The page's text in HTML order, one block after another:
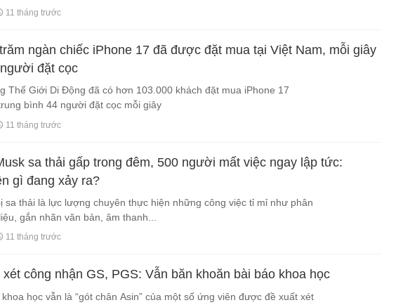
11 tháng trước
ngàn chiếc iPhone 17 đã được đặt mua tại Việt Nam, mỗi giây
đặt cọc
Thế Giới Di Động đã có hơn 103.000 khách đặt mua iPhone 17
bình 44 người đặt cọc mỗi giây
11 tháng trước
sa thải gấp trong đêm, 500 người mất việc ngay lập tức:
gì đang xảy ra?
sa thải là lực lượng chuyên thực hiện những công việc tỉ mỉ như phân
gắn nhãn văn bản, âm thanh...
11 tháng trước
xét công nhận GS, PGS: Vẫn băn khoăn bài báo khoa học
khoa học vẫn là “gót chân Asin” của một số ứng viên được đề xuất xét